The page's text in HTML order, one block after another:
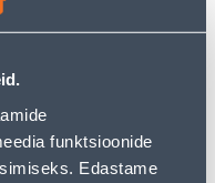
funktsioonide
Edastame
В КОРЗИНУ